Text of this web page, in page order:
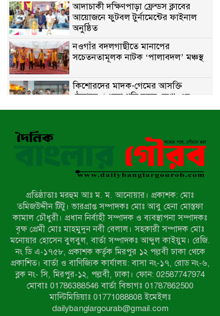
আদাচাকী দক্ষিণপাড়া ফ্রেন্ডস ক্লাবের
আয়োজনে ফুটবল টুর্নামেন্টের ফাইনাল
অনুষ্ঠিত
নওগাঁর বদলগাছীতে মানাপের
সচেতনতামূলক নাটক ‘পালাবদল’ মঞ্চস্থ
কিশোরদের মাদক-গেমের আসক্তি
ঠেকাতে, ‘এসো গড়ি নতুন দেশ’-এর
ফুটবল বিতরণ
নন্দীগ্রামে সরকারি খাস জমির রাস্তা দখল,
চলাচলে চরম দুর্ভোগ; ইউএনওর হস্তক্ষেপ
নাটোরের পাটুলে পানিতে ডুবে নন্দীগ্রামের
স্কুলছাত্রের মর্মান্তিক মৃত্যু
সেনাবাহিনীর চাকরি হারিয়ে ভুয়া ডিবি
পুলিশ পরিচয়ে চাঁদাবাজি, গণপিটুনির পর
কারাগারে প্রতারক।
বাঘার সাহিন সরকারের তিন ক্যাটাগরিতে
প্রথম স্থান অর্জন; সংস্কৃতি অঙ্গনেও রয়েছে
তাঁর বহুমুখী প্রতিভা!
প্রতিষ্ঠাতাঃ মরহুম আঃ ম. ম. আনোয়ার। প্রকাশক: মোঃ
তমিজউদ্দীন টিটু। ভারপ্রাপ্ত সম্পাদকঃ মোঃ আবু হেনা মোস্তফা
কামাল চৌধুরী। প্রধান নির্বাহী সম্পাদক ও ব্যবস্থাপনা সম্পাদকঃ
বৃক্ষ প্রেমী মোঃ মাহমুদুন নবী বেলাল। সহকারী সম্পাদক মোঃ
মনোয়ার হোসেন বুলবুল, বার্তা সম্পাদকঃ আব্দুল কাইয়ুম। রেজি.
নং ডি এ-১৭৫৮, প্রকাশক কর্তৃক মিরপুর ১২ পল্লবী ঢাকা থেকে
প্রকাশিত। বার্তা ও বাণিজ্যিক কার্যালয়: বাসা নং-১৭, রোড নং-৬,
ব্লক নং- সি, মিরপুর-১২, পল্লবী, ঢাকা। ফোন: 02587747974
মোবাঃ 01786388546 বার্তা বিভাগঃ 01787862500
মাল্টিমিডিয়াঃ 01771088808 ইমেইলঃ
dailybanglargourab@gmail.com